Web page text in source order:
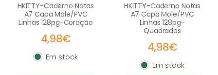
HKITTY-Caderno Notas
A7 Capa Mole/PVC
Linhas 128pg-Coração
4,98€
Em stock
Em stock
HKITTY-Caderno Notas
A7 Capa Mole/PVC
Linhas 128pg-
Quadrados
4,98€
Em stock
Em stock